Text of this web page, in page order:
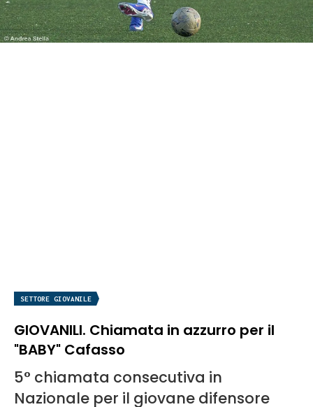
SETTORE GIOVANILE
GIOVANILI. Chiamata in azzurro per il
"BABY" Cafasso
5° chiamata consecutiva in
Nazionale per il giovane difensore